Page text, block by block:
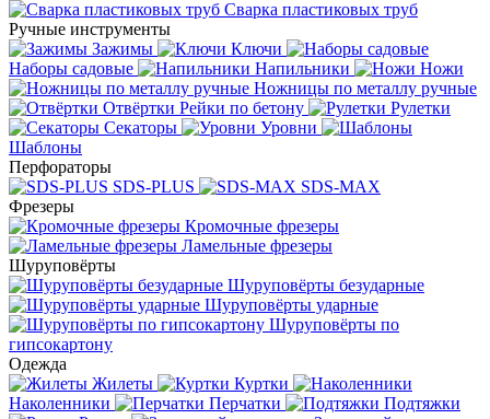
Cварка пластиковых труб
Ручные инструменты
Зажимы
Ключи
Наборы садовые
Напильники
Ножи
Ножницы по металлу ручные
Отвёртки Рейки по бетону
Рулетки
Секаторы
Уровни
Шаблоны
Перфораторы
SDS-PLUS
SDS-MAX
Фрезеры
Кромочные фрезеры
Ламельные фрезеры
Шуруповёрты
Шуруповёрты безударные
Шуруповёрты ударные
Шуруповёрты по
гипсокартону
Одежда
Жилеты
Куртки
Наколенники
Перчатки
Подтяжки